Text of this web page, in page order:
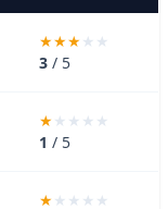
3 / 5
1 / 5